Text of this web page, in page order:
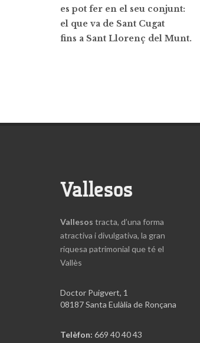
es pot fer en el seu conjunt:
el que va de Sant Cugat
fins a Sant Llorenç del Munt.
Vallesos
Vallesos tracta, d’una forma
atractiva i divulgativa, la gran
riquesa patrimonial que té el
Vallès
Doctor Puigvert, 1
08187 Santa Eulàlia de Ronçana
Telèfon: 669 40 40 43